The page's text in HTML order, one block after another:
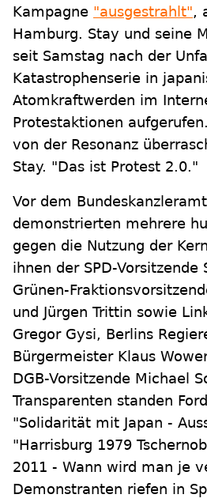
Kampagne "ausgestrahlt",
Hamburg. Stay und seine
seit Samstag nach der
Katastrophenserie in
Atomkraftwerden im
Protestaktionen
von der Resonanz
Stay. "Das ist Protest 2.0."
Vor dem
demonstrierten mehrere
gegen die Nutzung der
ihnen der SPD-
Grünen-
und Jürgen Trittin sowie
Gregor Gysi, Berlins
Bürgermeister Klaus
DGB-Vorsitzende Michael
Transparenten standen
"Solidarität mit Japan -
"Harrisburg 1979
2011 - Wann wird man je
Demonstranten riefen in